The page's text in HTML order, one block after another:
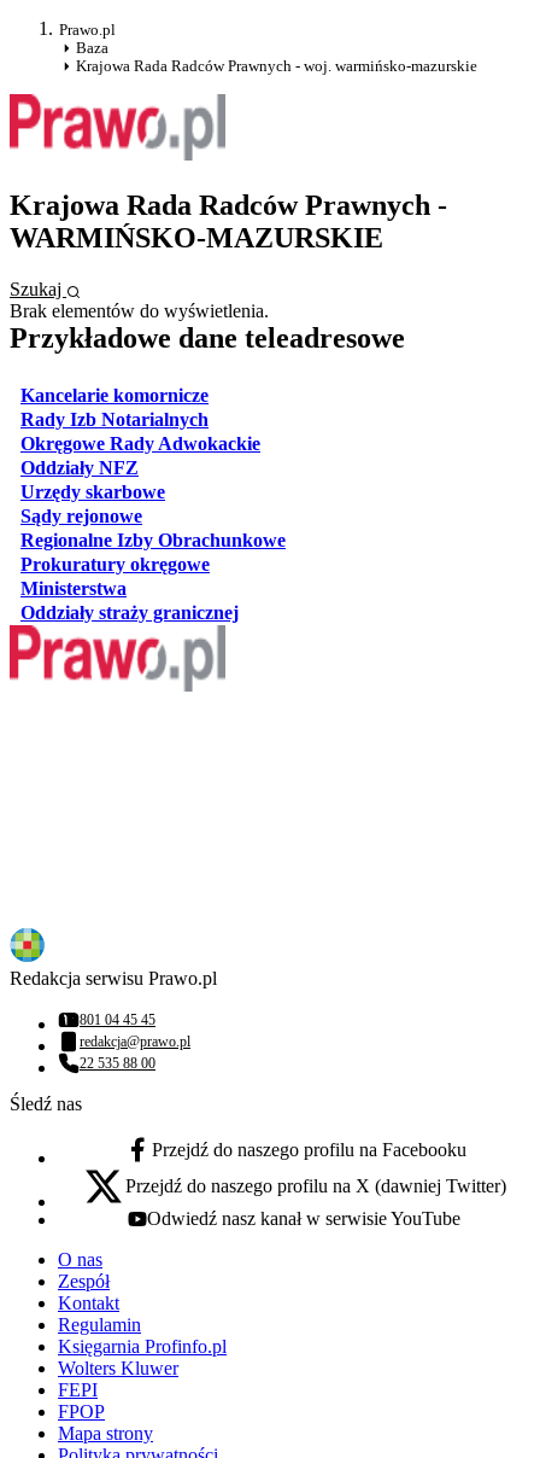
Prawo.pl
Baza
Krajowa Rada Radców Prawnych - woj. warmińsko-mazurskie
Krajowa Rada Radców Prawnych -
WARMIŃSKO-MAZURSKIE
Szukaj
Brak elementów do wyświetlenia.
Przykładowe dane teleadresowe
Kancelarie komorniczeotwiera się w nowej karcie
Rady Izb Notarialnych
Okręgowe Rady Adwokackieotwiera się w nowej karcie
Oddziały NFZ
Urzędy skarboweotwiera się w nowej karcie
Sądy rejonoweotwiera się w nowej karcie
Regionalne Izby Obrachunkoweotwiera się w nowej karcie
Prokuratury okręgoweotwiera się w nowej karcie
Ministerstwa
Oddziały straży granicznejotwiera się w nowej karcie
Redakcja serwisu Prawo.pl
Numer telefonu:
801 04 45 45
Adres email:
redakcja@prawo.pl
Numer telefonu:
22 535 88 00
Śledź nas
facebook - otwiera się w nowej karcie
Przejdź do naszego profilu na Facebooku
x - otwiera się w nowej karcie
Przejdź do naszego profilu na X (dawniej Twitter)
youtube - otwiera się w nowej karcie
Odwiedź nasz kanał w serwisie YouTube
O nas
Zespół
Kontakt
Regulamin
Księgarnia Profinfo.pl
Wolters Kluwer
FEPI
FPOP
Mapa strony